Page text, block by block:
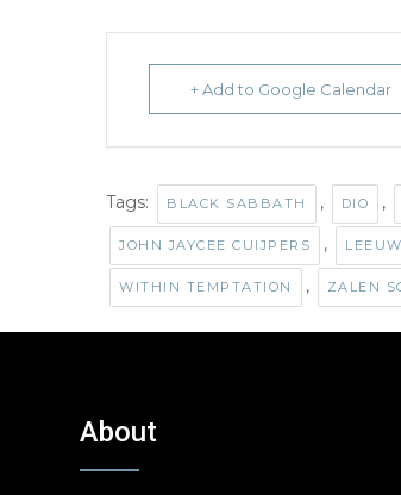
+ Add to Google Calendar
Tags: BLACK SABBATH , DIO ,
JOHN JAYCEE CUIJPERS ,
WITHIN TEMPTATION , ZALEN
About